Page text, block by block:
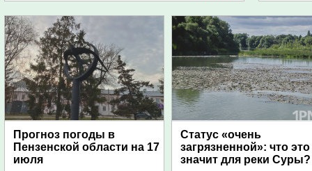
Прогноз погоды в
Пензенской области на 17
июля
Статус «очень
загрязненной»: что это
значит для реки Суры?